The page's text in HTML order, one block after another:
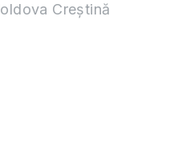
playlist?
Crăciun
Creștină